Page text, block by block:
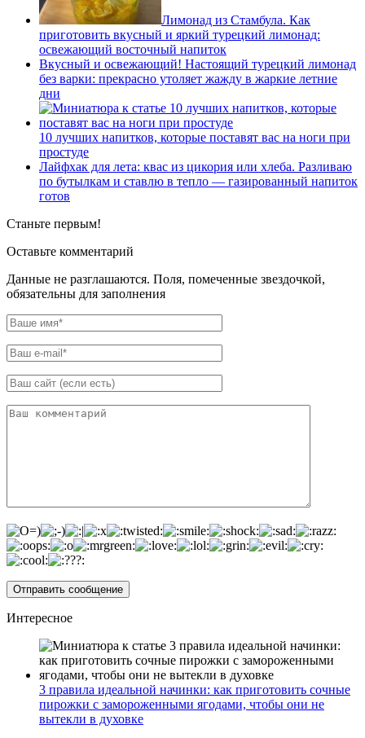
Лимонад из Стамбула. Как
приготовить вкусный и яркий турецкий лимонад:
освежающий восточный напиток
Вкусный и освежающий! Настоящий турецкий лимонад
без варки: прекрасно утоляет жажду в жаркие летние
дни
10 лучших напитков, которые поставят вас на ноги при
простуде
Лайфхак для лета: квас из цикория или хлеба. Разливаю
по бутылкам и ставлю в тепло — газированный напиток
готов
Станьте первым!
Оставьте комментарий
Данные не разглашаются. Поля, помеченные звездочкой,
обязательны для заполнения
Интересное
3 правила идеальной начинки: как приготовить сочные
пирожки с замороженными ягодами, чтобы они не
вытекли в духовке